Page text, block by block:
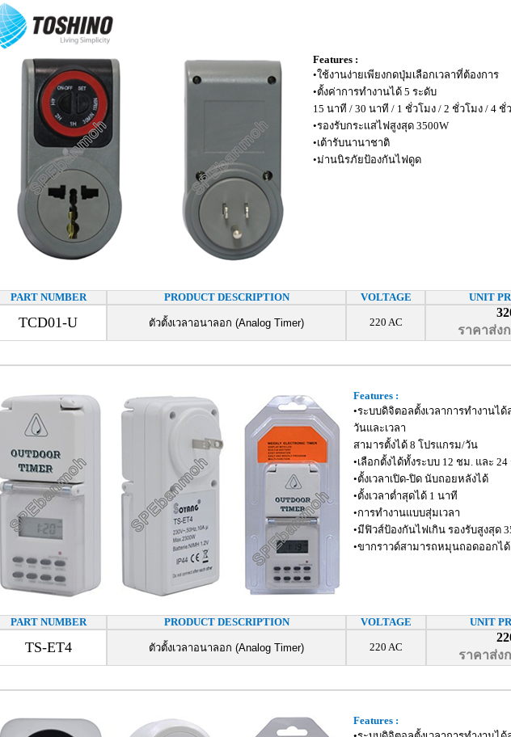
Features :
•ใช้งานง่ายเพียงกดปุ่มเลือกเวลาที่ต้องการ
•ตั้งค่าการทำงานได้ 5 ระดับ
15 นาที / 30 นาที / 1 ชั่วโมง / 2 ชั่วโมง / 4 ชั่
•รองรับกระเเสไฟสูงสุด 3500W
•เต้ารับนานาชาติ
•ม่านนิรภัยป้องกันไฟดูด
PART NUMBER PRODUCT DESCRIPTION VOLTAGE UNIT
TCD01-U ตัวตั้งเวลาอนาลอก (Analog Timer) 220 AC
ราคาส่ง
Features :
•ระบบดิจิตอลตั้งเวลาการทำงานได้
วันและเวลา
สามารตั้งได้ 8 โปรแกรม/วัน
•เลือกตั้งได้ทั้งระบบ 12 ชม. และ
•ตั้งเวลาเปิด-ปิด นับถอยหลังได้
•ตั้งเวลาต่ำสุดได้ 1 นาที
•การทำงานแบบสุ่มเวลา
•มีฟิวส์ป้องกันไฟเกิน รองรับสูงสุด
•ขากราวด์สามารถหมุนถอดออกได้
PART NUMBER PRODUCT DESCRIPTION VOLTAGE UNIT
TS-ET4 ตัวตั้งเวลาอนาลอก (Analog Timer) 220 AC
ราคาส่ง
Features :